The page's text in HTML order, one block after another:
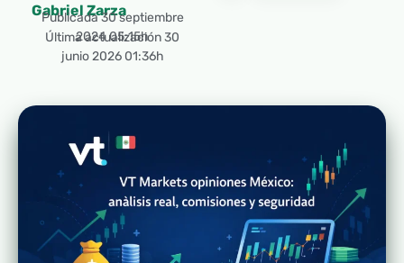
Gabriel Zarza
Publicada30 septiembre
2024 05:15h
Última actualización 30
junio 2026 01:36h